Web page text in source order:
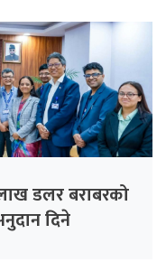
डलर बराबरको
दिने